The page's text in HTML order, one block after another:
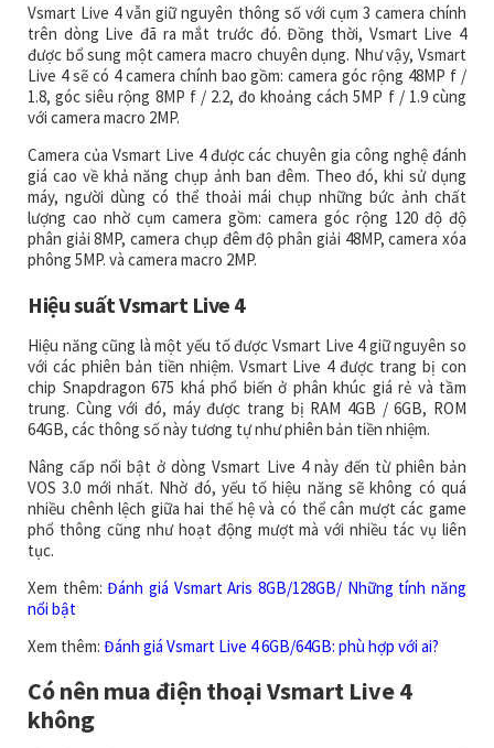
Vsmart Live 4 vẫn giữ nguyên thông số với cụm 3 camera chính
trên dòng Live đã ra mắt trước đó. Đồng thời, Vsmart Live 4
được bổ sung một camera macro chuyên dụng. Như vậy, Vsmart
Live 4 sẽ có 4 camera chính bao gồm: camera góc rộng 48MP f /
1.8, góc siêu rộng 8MP f / 2.2, đo khoảng cách 5MP f / 1.9 cùng
với camera macro 2MP.
Camera của Vsmart Live 4 được các chuyên gia công nghệ đánh
giá cao về khả năng chụp ảnh ban đêm. Theo đó, khi sử dụng
máy, người dùng có thể thoải mái chụp những bức ảnh chất
lượng cao nhờ cụm camera gồm: camera góc rộng 120 độ độ
phân giải 8MP, camera chụp đêm độ phân giải 48MP, camera xóa
phông 5MP. và camera macro 2MP.
Hiệu suất Vsmart Live 4
Hiệu năng cũng là một yếu tố được Vsmart Live 4 giữ nguyên so
với các phiên bản tiền nhiệm. Vsmart Live 4 được trang bị con
chip Snapdragon 675 khá phổ biến ở phân khúc giá rẻ và tầm
trung. Cùng với đó, máy được trang bị RAM 4GB / 6GB, ROM
64GB, các thông số này tương tự như phiên bản tiền nhiệm.
Nâng cấp nổi bật ở dòng Vsmart Live 4 này đến từ phiên bản
VOS 3.0 mới nhất. Nhờ đó, yếu tố hiệu năng sẽ không có quá
nhiều chênh lệch giữa hai thế hệ và có thể cân mượt các game
phổ thông cũng như hoạt động mượt mà với nhiều tác vụ liên
tục.
Xem thêm:Đánh giá Vsmart Aris 8GB/128GB/ Những tính năng
nổi bật
Xem thêm: Đánh giá Vsmart Live 4 6GB/64GB: phù hợp với ai?
Có nên mua điện thoại Vsmart Live 4
không